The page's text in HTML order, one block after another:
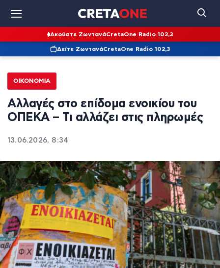
Ακούστε ΖωντανάCretaOne Radio 102,3
Δείτε ΖωντανάCretaOne Radio 102,3
ΟΙΚΟΝΟΜΊΑ
Αλλαγές στο επίδομα ενοικίου του
ΟΠΕΚΑ – Τι αλλάζει στις πληρωμές
13.06.2026, 8:34